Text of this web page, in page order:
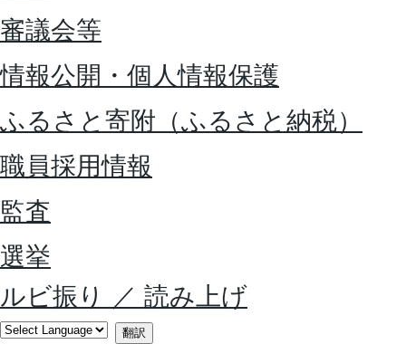
審議会等
情報公開・個人情報保護
ふるさと寄附（ふるさと納税）
職員採用情報
監査
選挙
ルビ振り
／ 読み上げ
翻訳